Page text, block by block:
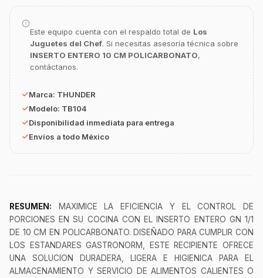
Este equipo cuenta con el respaldo total de Los
Juguetes del Chef. Si necesitas asesoría técnica sobre
INSERTO ENTERO 10 CM POLICARBONATO,
contáctanos.
Marca: THUNDER
Modelo: TB104
Disponibilidad inmediata para entrega
Envíos a todo México
RESUMEN: MAXIMICE LA EFICIENCIA Y EL CONTROL DE
PORCIONES EN SU COCINA CON EL INSERTO ENTERO GN 1/1
DE 10 CM EN POLICARBONATO. DISEÑADO PARA CUMPLIR CON
LOS ESTANDARES GASTRONORM, ESTE RECIPIENTE OFRECE
UNA SOLUCION DURADERA, LIGERA E HIGIENICA PARA EL
ALMACENAMIENTO Y SERVICIO DE ALIMENTOS CALIENTES O
Asesor Chef Online
¡Hola Chef! 🍳 Soy GastroBot, tu asesor
¿En qué te puedo apoyar hoy con tu
equipamiento o utensilios?